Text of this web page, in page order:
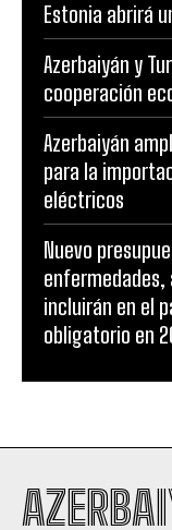
Estonia abrirá
Azerbaiyán y
cooperación
Azerbaiyán
para la
eléctricos
Nuevo
enfermedades,
incluirán en el
obligatorio en